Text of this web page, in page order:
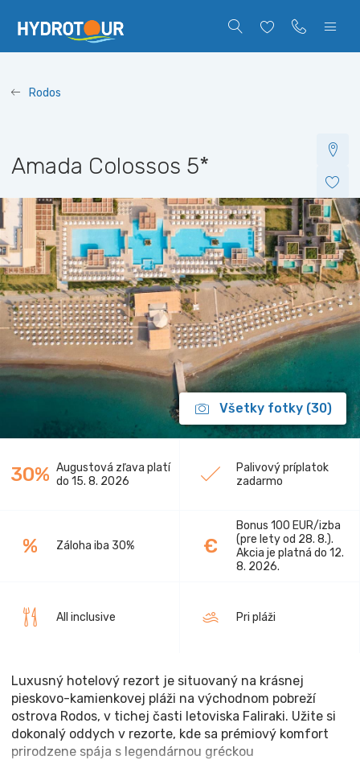
Rodos
Amada Colossos 5*
Všetky fotky (30)
30% Augustová zľava platí
do 15. 8. 2026
Palivový príplatok
zadarmo
% Záloha iba 30% €
Bonus 100 EUR/izba
(pre lety od 28. 8.).
Akcia je platná do 12.
8. 2026.
All inclusive Pri pláži
Luxusný hotelový rezort je situovaný na krásnej
pieskovo-kamienkovej pláži na východnom pobreží
ostrova Rodos, v tichej časti letoviska Faliraki. Užite si
dokonalý oddych v rezorte, kde sa prémiový komfort
prirodzene spája s legendárnou gréckou